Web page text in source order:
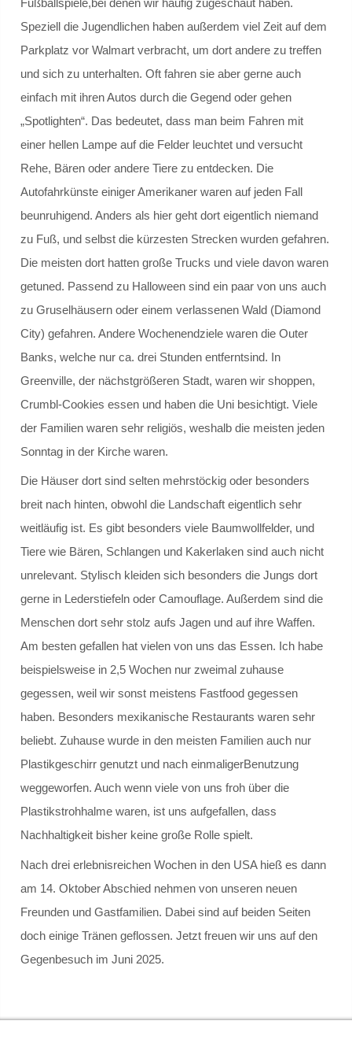
Elternnetzwerk Integration
Demokratiebildung
UNTERRICHT
Biologie
Schulwald
Darstellendes Spiel
Deutsch
Englisch
Erdkunde
Exkursion zum Brocken
Exkursion zur Salzgitter AG
Frankreichaustausch
Curricula
Geschichte
Informatik
Latein
Mathematik
Speziell die Jugendlichen haben außerdem viel Zeit auf dem
Parkplatz vor Walmart verbracht, um dort andere zu treffen
und sich zu unterhalten. Oft fahren sie aber gerne auch
einfach mit ihren Autos durch die Gegend oder gehen
„Spotlighten“. Das bedeutet, dass man beim Fahren mit
einer hellen Lampe auf die Felder leuchtet und versucht
Rehe, Bären oder andere Tiere zu entdecken. Die
Autofahrkünste einiger Amerikaner waren auf jeden Fall
beunruhigend. Anders als hier geht dort eigentlich niemand
zu Fuß, und selbst die kürzesten Strecken wurden gefahren.
Die meisten dort hatten große Trucks und viele davon waren
getuned. Passend zu Halloween sind ein paar von uns auch
zu Gruselhäusern oder einem verlassenen Wald (Diamond
City) gefahren. Andere Wochenendziele waren die Outer
Banks, welche nur ca. drei Stunden entferntsind. In
Greenville, der nächstgrößeren Stadt, waren wir shoppen,
Crumbl-Cookies essen und haben die Uni besichtigt. Viele
der Familien waren sehr religiös, weshalb die meisten jeden
Sonntag in der Kirche waren.
Die Häuser dort sind selten mehrstöckig oder besonders
breit nach hinten, obwohl die Landschaft eigentlich sehr
weitläufig ist. Es gibt besonders viele Baumwollfelder, und
Tiere wie Bären, Schlangen und Kakerlaken sind auch nicht
unrelevant. Stylisch kleiden sich besonders die Jungs dort
gerne in Lederstiefeln oder Camouflage. Außerdem sind die
Menschen dort sehr stolz aufs Jagen und auf ihre Waffen.
Am besten gefallen hat vielen von uns das Essen. Ich habe
beispielsweise in 2,5 Wochen nur zweimal zuhause
gegessen, weil wir sonst meistens Fastfood gegessen
haben. Besonders mexikanische Restaurants waren sehr
beliebt. Zuhause wurde in den meisten Familien auch nur
Plastikgeschirr genutzt und nach einmaligerBenutzung
weggeworfen. Auch wenn viele von uns froh über die
Plastikstrohhalme waren, ist uns aufgefallen, dass
Nachhaltigkeit bisher keine große Rolle spielt.
Nach drei erlebnisreichen Wochen in den USA hieß es dann
am 14. Oktober Abschied nehmen von unseren neuen
Freunden und Gastfamilien. Dabei sind auf beiden Seiten
doch einige Tränen geflossen. Jetzt freuen wir uns auf den
Gegenbesuch im Juni 2025.